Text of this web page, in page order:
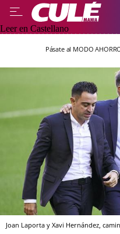
Leer en Castellano
Pásate al MODO
Joan Laporta y Xavi Hernández,